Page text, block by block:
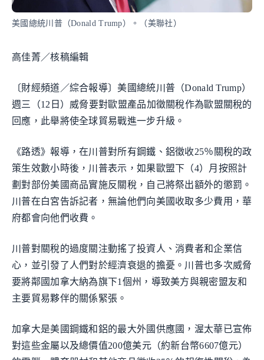
美國總統川普（Donald Trump）。（美聯社）
高佳菁／核稿編輯
〔財經頻道／綜合報導〕美國總統川普（Donald Trump）
週三（12日）威脅要對歐盟產品加徵關稅作為歐盟關稅的
回應，此舉將使全球貿易戰進一步升級。
《路透》報導，在川普對所有鋼鐵、鋁徵收25％關稅的政
策生效數小時後，川普表示，如果歐盟下（4）月按照計
劃對部份美國商品實施反關稅，自己將祭出額外的懲罰。
川普在白宮告訴記者，無論他們向美國收取多少費用，華
府都會向他們收費。
川普對關稅的過度關注動搖了投資人、消費者和企業信
心，並引發了人們對於經濟衰退的擔憂。川普也多次威脅
要將鄰國加拿大納為旗下1個州，導致美方與親密盟友和
主要貿易夥伴的關係緊張。
加拿大是美國鋼鐵和鋁的最大外國供應國，渥太華已宣佈
對這些金屬以及總價值200億美元（約新台幣6607億元）